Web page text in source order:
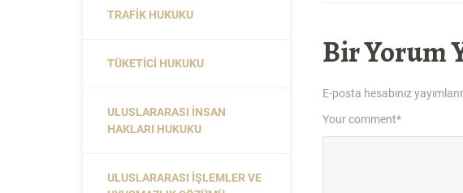
Bir Yorum
E-posta hesabınız
Your comment*
TRAFIK HUKUKU
TÜKETICI HUKUKU
ULUSLARARASI İNSAN
HAKLARI HUKUKU
ULUSLARARASI İŞLEMLER VE